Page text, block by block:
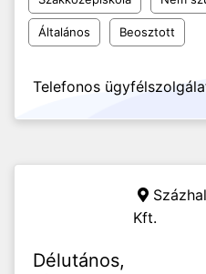
Általános Beosztott
Telefonos
Kft.
Délutános,